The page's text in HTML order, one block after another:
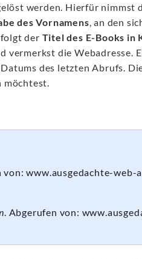
werden. Hierfür nimmst
des Vornamens, an den
der Titel des E-Books in
vermerkst die Webadresse.
des letzten Abrufs.
möchtest.
von: www.ausgedachte-web-
. Abgerufen von: